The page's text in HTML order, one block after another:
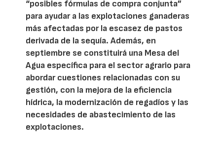
“posibles fórmulas de compra conjunta”
para ayudar a las explotaciones ganaderas
más afectadas por la escasez de pastos
derivada de la sequía. Además, en
septiembre se constituirá una Mesa del
Agua específica para el sector agrario para
abordar cuestiones relacionadas con su
gestión, con la mejora de la eficiencia
hídrica, la modernización de regadíos y las
necesidades de abastecimiento de las
explotaciones.